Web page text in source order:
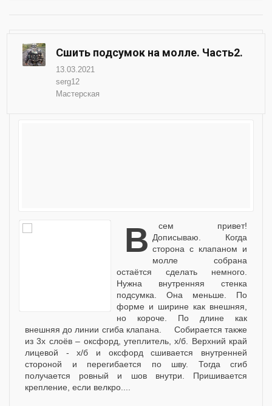
Сшить подсумок на молле. Часть2.
13.03.2021
serg12
Мастерская
Всем привет! Дописываю. Когда
сторона с клапаном и
молле собрана
остаётся сделать немного.
Нужна внутренняя стенка
подсумка. Она меньше. По
форме и ширине как внешняя,
но короче. По длине как
внешняя до линии сгиба клапана. Собирается также
из 3х слоёв – оксфорд, утеплитель, х/б. Верхний край
лицевой - х/б и оксфорд сшивается внутренней
стороной и перегибается по шву. Тогда сгиб
получается ровный и шов внутри. Пришивается
крепление, если велкро....